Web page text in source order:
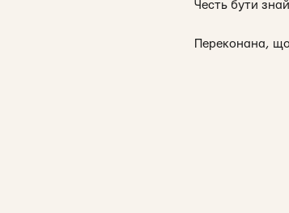
Честь бути
Переконана, що